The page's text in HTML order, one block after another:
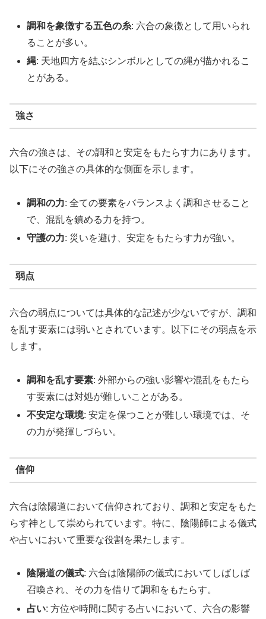
調和を象徴する五色の糸: 六合の象徴として用いられ
ることが多い。
縄: 天地四方を結ぶシンボルとしての縄が描かれるこ
とがある。
強さ
六合の強さは、その調和と安定をもたらす力にあります。
以下にその強さの具体的な側面を示します。
調和の力: 全ての要素をバランスよく調和させること
で、混乱を鎮める力を持つ。
守護の力: 災いを避け、安定をもたらす力が強い。
弱点
六合の弱点については具体的な記述が少ないですが、調和
を乱す要素には弱いとされています。以下にその弱点を示
します。
調和を乱す要素: 外部からの強い影響や混乱をもたら
す要素には対処が難しいことがある。
不安定な環境: 安定を保つことが難しい環境では、そ
の力が発揮しづらい。
信仰
六合は陰陽道において信仰されており、調和と安定をもた
らす神として崇められています。特に、陰陽師による儀式
や占いにおいて重要な役割を果たします。
陰陽道の儀式: 六合は陰陽師の儀式においてしばしば
召喚され、その力を借りて調和をもたらす。
占い: 方位や時間に関する占いにおいて、六合の影響